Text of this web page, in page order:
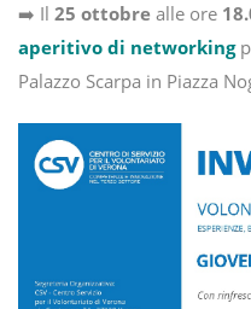
➡️ Il 25 ottobre alle ore
aperitivo di networking
Palazzo Scarpa in Piazza